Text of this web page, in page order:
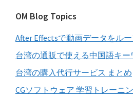
バ
ー
ト
検
索
す
る
OM Blog Topics
After Effectsで動画データをル
台湾の通販で使える中国語キー
台湾の購入代行サービス まとめ
CGソフトウェア 学習トレーニ